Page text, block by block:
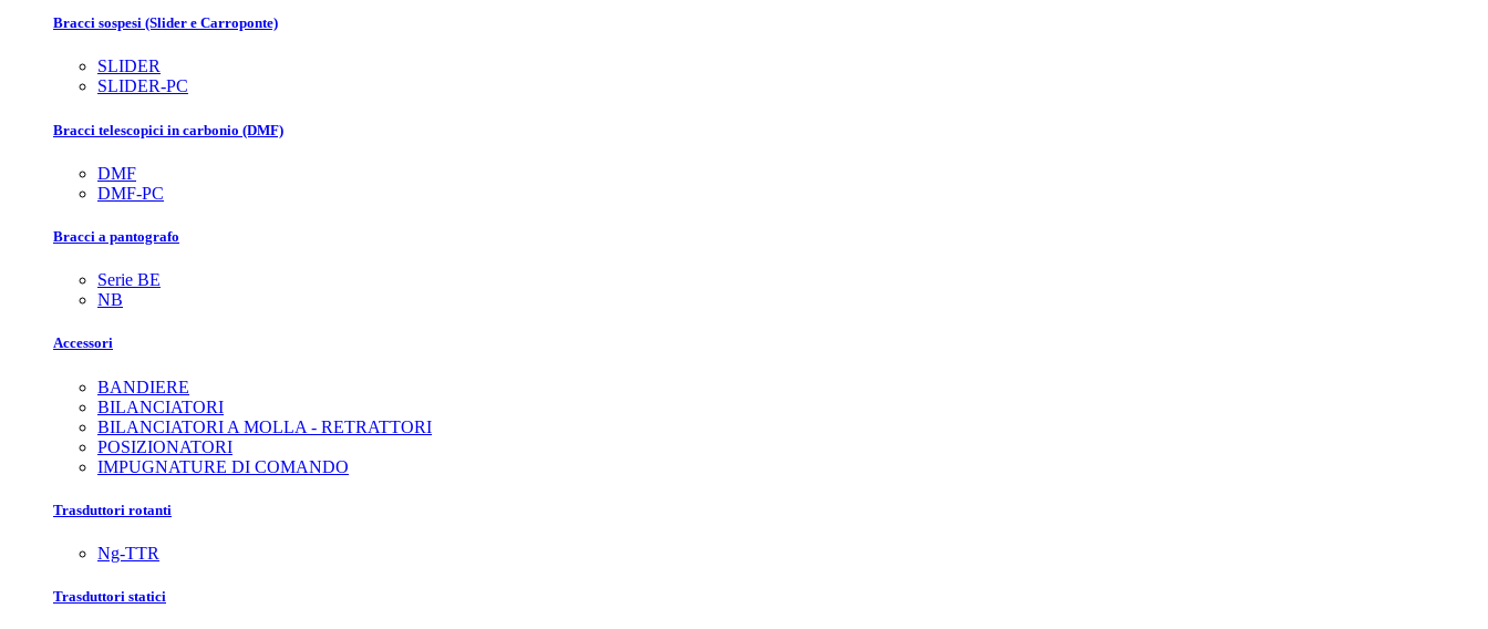
Bracci sospesi (Slider e Carroponte)
SLIDER
SLIDER-PC
Bracci telescopici in carbonio (DMF)
DMF
DMF-PC
Bracci a pantografo
Serie BE
NB
Accessori
BANDIERE
BILANCIATORI
BILANCIATORI A MOLLA - RETRATTORI
POSIZIONATORI
IMPUGNATURE DI COMANDO
Trasduttori rotanti
Ng-TTR
Trasduttori statici